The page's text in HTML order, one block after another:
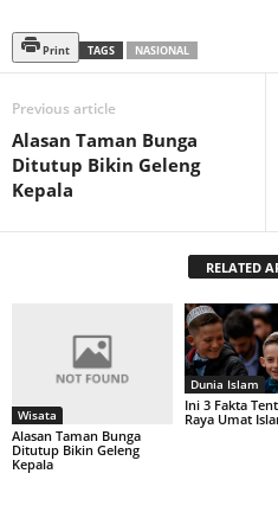
Print TAGS NASIONAL
Previous article
Alasan Taman Bunga
Ditutup Bikin Geleng
Kepala
RELATED
Wisata
Alasan Taman Bunga
Ditutup Bikin Geleng
Kepala
Dunia Islam
Ini 3 Fakta
Raya Umat